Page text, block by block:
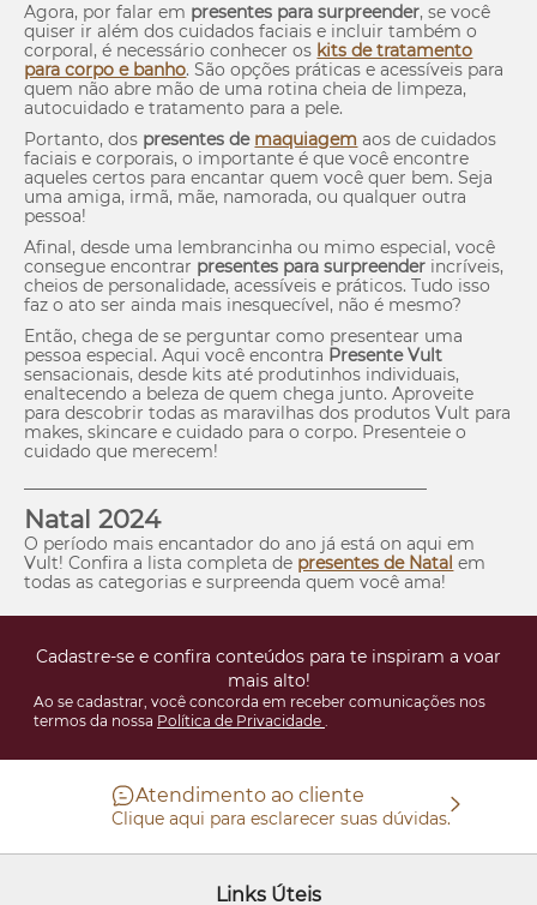
Agora, por falar em presentes para surpreender, se você
quiser ir além dos cuidados faciais e incluir também o
corporal, é necessário conhecer os kits de tratamento
para corpo e banho. São opções práticas e acessíveis para
quem não abre mão de uma rotina cheia de limpeza,
autocuidado e tratamento para a pele.
Portanto, dos presentes de maquiagem aos de cuidados
faciais e corporais, o importante é que você encontre
aqueles certos para encantar quem você quer bem. Seja
uma amiga, irmã, mãe, namorada, ou qualquer outra
pessoa!
Afinal, desde uma lembrancinha ou mimo especial, você
consegue encontrar presentes para surpreender incríveis,
cheios de personalidade, acessíveis e práticos. Tudo isso
faz o ato ser ainda mais inesquecível, não é mesmo?
Então, chega de se perguntar como presentear uma
pessoa especial. Aqui você encontra Presente Vult
sensacionais, desde kits até produtinhos individuais,
enaltecendo a beleza de quem chega junto. Aproveite
para descobrir todas as maravilhas dos produtos Vult para
makes, skincare e cuidado para o corpo. Presenteie o
cuidado que merecem!
Natal 2024
O período mais encantador do ano já estáon aqui em
Vult! Confira a lista completa de presentes de Natal em
todas as categorias e surpreenda quem você ama!
Cadastre-se e confira conteúdos para te inspiram a voar
mais alto!
Ao se cadastrar, você concorda em receber comunicações nos
termos da nossa Política de Privacidade .
Atendimento ao cliente
Clique aqui para esclarecer suas dúvidas.
Links Úteis